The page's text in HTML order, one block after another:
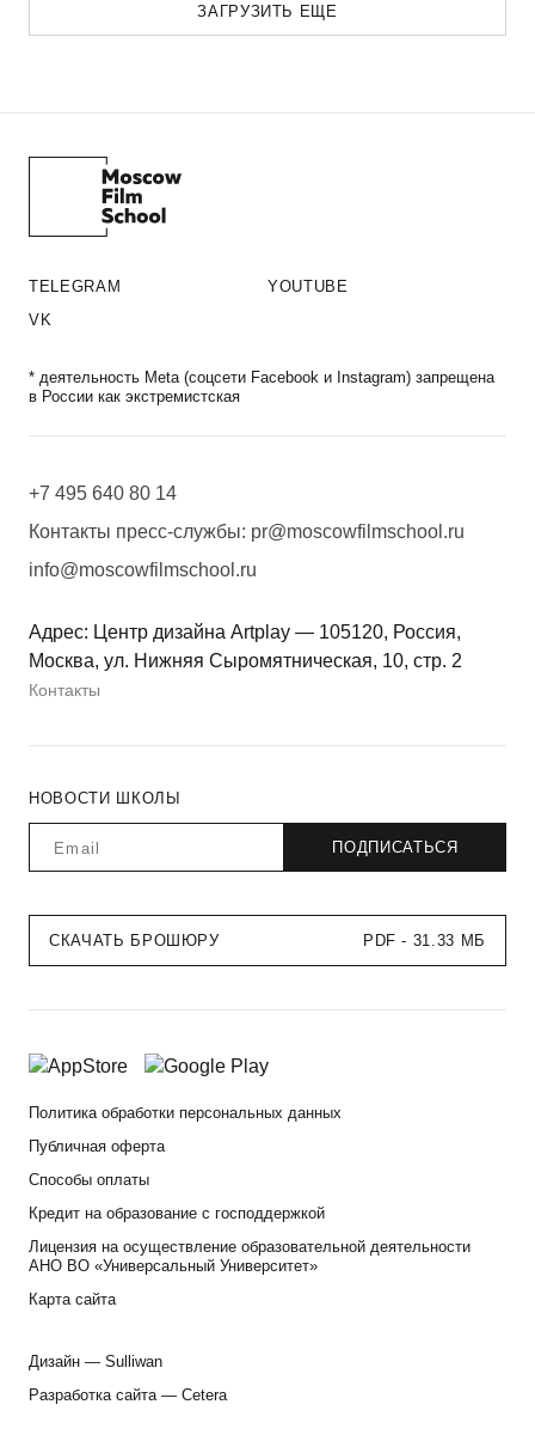
ЗАГРУЗИТЬ ЕЩЕ
TELEGRAM
YOUTUBE
VK
* деятельность Meta (соцсети Facebook и Instagram) запрещена
в России как экстремистская
+7 495 640 80 14
Контакты пресс-службы: pr@moscowfilmschool.ru
info@moscowfilmschool.ru
Адрес: Центр дизайна Artplay — 105120, Россия,
Москва, ул. Нижняя Сыромятническая, 10, стр. 2
Контакты
НОВОСТИ ШКОЛЫ
СКАЧАТЬ БРОШЮРУ PDF - 31.33 МБ
Политика обработки персональных данных
Публичная оферта
Способы оплаты
Кредит на образование с господдержкой
Лицензия на осуществление образовательной деятельности
АНО ВО «Универсальный Университет»
Карта сайта
Дизайн — Sulliwan
Разработка сайта — Cetera